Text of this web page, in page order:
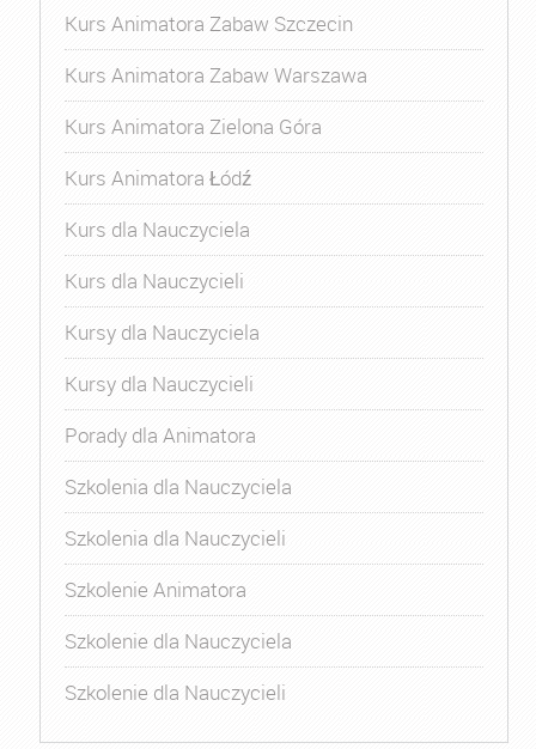
Kurs Animatora Zabaw Szczecin
Kurs Animatora Zabaw Warszawa
Kurs Animatora Zielona Góra
Kurs Animatora Łódź
Kurs dla Nauczyciela
Kurs dla Nauczycieli
Kursy dla Nauczyciela
Kursy dla Nauczycieli
Porady dla Animatora
Szkolenia dla Nauczyciela
Szkolenia dla Nauczycieli
Szkolenie Animatora
Szkolenie dla Nauczyciela
Szkolenie dla Nauczycieli